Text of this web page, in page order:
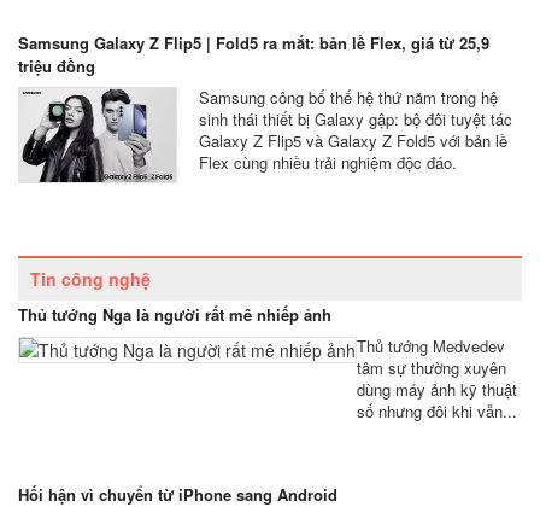
Samsung Galaxy Z Flip5 | Fold5 ra mắt: bản lề Flex, giá từ 25,9
triệu đồng
Samsung công bố thế hệ thứ năm trong hệ
sinh thái thiết bị Galaxy gập: bộ đôi tuyệt tác
Galaxy Z Flip5 và Galaxy Z Fold5 với bản lề
Flex cùng nhiều trải nghiệm độc đáo.
Tin công nghệ
Thủ tướng Nga là người rất mê nhiếp ảnh
Thủ tướng Medvedev
tâm sự thường xuyên
dùng máy ảnh kỹ thuật
số nhưng đôi khi vẫn...
Hối hận vì chuyển từ iPhone sang Android